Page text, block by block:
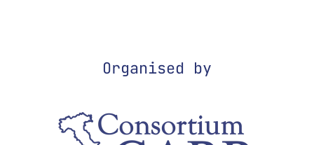
Organised by